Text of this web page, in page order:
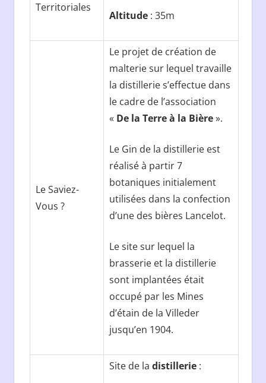
Territoriales
Altitude : 35m
Le Saviez-
Vous ?
Le projet de création de
malterie sur lequel travaille
la distillerie s’effectue dans
le cadre de l’association
« De la Terre à la Bière».
Le Gin de la distillerie est
réalisé à partir 7
botaniques initialement
utilisées dans la confection
d’une des bières Lancelot.
Le site sur lequel la
brasserie et la distillerie
sont implantées était
occupé par les Mines
d’étain de la Villeder
jusqu’en 1904.
Site de ladistillerie :